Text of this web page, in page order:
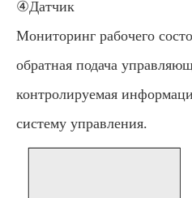
④Датчик
Мониторинг рабочего
обратная подача
контролируемая
систему управления.